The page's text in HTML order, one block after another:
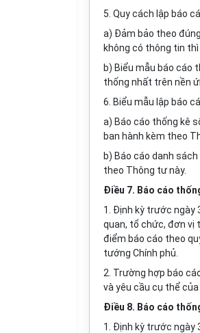
5. Quy cách lập báo
a) Đảm bảo theo
không có thông tin thì
b) Biểu mẫu báo cáo
thống nhất trên nền
6. Biểu mẫu lập báo
a) Báo cáo thống kê
ban hành kèm theo
b) Báo cáo danh
theo Thông tư này.
Điều 7. Báo cáo
1. Định kỳ trước ngày
quan, tổ chức, đơn vị
điểm báo cáo theo
tướng Chính phủ.
2. Trường hợp báo
và yêu cầu cụ thể
Điều 8. Báo cáo
1. Định kỳ trước ngày